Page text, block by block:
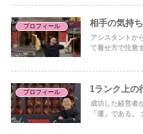
プロフィール 相手の気持
アシスタントか
て着せ方で注意
プロフィール 1ランク上の
成功した経営者
「運」である。